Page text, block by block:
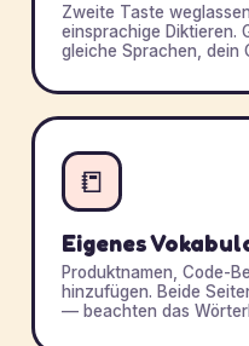
Zweite Taste
einsprachige Diktieren.
gleiche Sprachen, dein
📒
Eigenes
Produktnamen, Code-
hinzufügen. Beide
— beachten das